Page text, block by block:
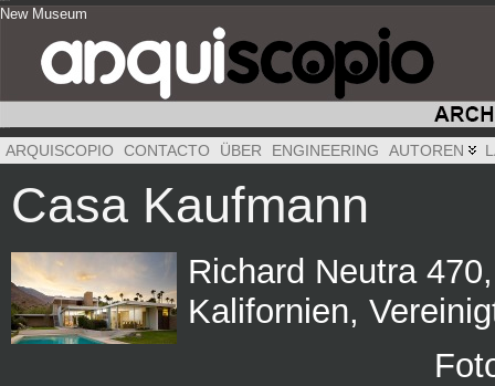
New Museum
ARQUISCOPIO CONTACTO ÜBER ENGINEERING AUTOREN
Casa Kaufmann
Richard Neutra
Kalifornien,